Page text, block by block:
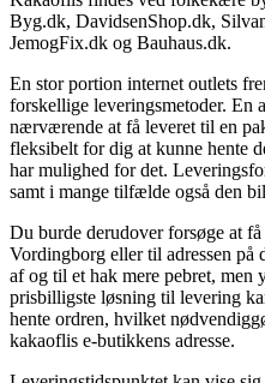
Byg.dk, DavidsenShop.dk,
JemogFix.dk og Bauhaus.dk.
En stor portion internet outlets
forskellige leveringsmetoder. En
nærværende at få leveret til en
fleksibelt for dig at kunne hente
har mulighed for det.
samt i mange tilfælde også den
Du burde derudover forsøge at
Vordingborg eller til adressen på
af og til et hak mere pebret,
prisbilligste løsning til levering
hente ordren, hvilket
kakaoflis e-butikkens adresse.